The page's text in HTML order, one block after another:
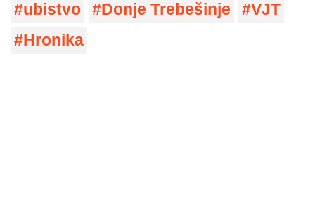
ubistvo Donje Trebešinje
VJT
Hronika